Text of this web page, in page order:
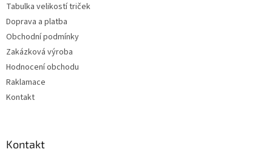
Tabulka velikostí triček
Doprava a platba
Obchodní podmínky
Zakázková výroba
Hodnocení obchodu
Raklamace
Kontakt
Kontakt